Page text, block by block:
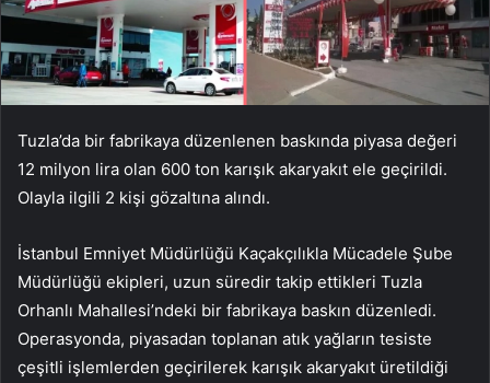
Tuzla’da bir fabrikaya düzenlenen baskında piyasa değeri
12 milyon lira olan 600 ton karışık akaryakıt ele geçirildi.
Olayla ilgili 2 kişi gözaltına alındı.
İstanbul Emniyet Müdürlüğü Kaçakçılıkla Mücadele Şube
Müdürlüğü ekipleri, uzun süredir takip ettikleri Tuzla
Orhanlı Mahallesi’ndeki bir fabrikaya baskın düzenledi.
Operasyonda, piyasadan toplanan atık yağların tesiste
çeşitli işlemlerden geçirilerek karışık akaryakıt üretildiği